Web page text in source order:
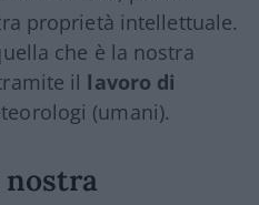
proprietà intellettuale.
che è la nostra
il lavoro di
(umani).
nostra